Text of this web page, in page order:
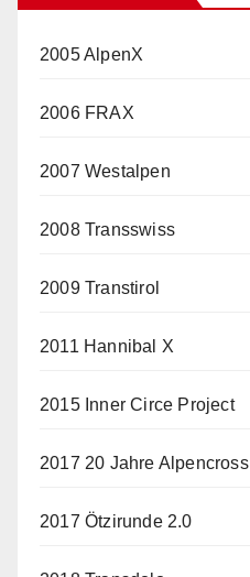
2005 AlpenX
2006 FRAX
2007 Westalpen
2008 Transswiss
2009 Transtirol
2011 Hannibal X
2015 Inner Circe Project
2017 20 Jahre Alpencross
2017 Ötzirunde 2.0